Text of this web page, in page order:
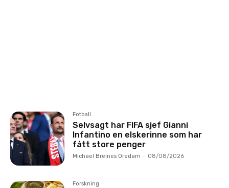
Fotball
Selvsagt har FIFA sjef Gianni
Infantino en elskerinne som har
fått store penger
Michael Breines Oredam - 08/08/2026
Forskning